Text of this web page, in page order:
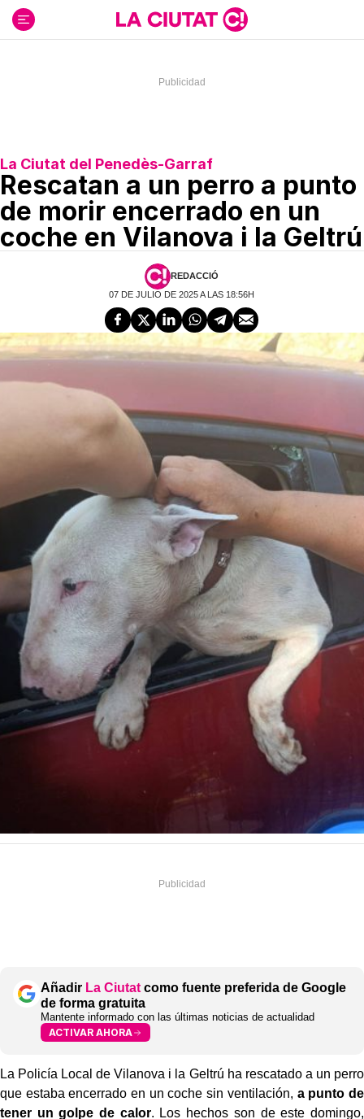
contenido
La Ciutat del Penedès-Garraf
Rescatan a un perro a punto
de morir encerrado en un
coche en Vilanova i la Geltrú
REDACCIÓ
07 DE JULIO DE 2025 A LAS 18:56H
Añadir La Ciutatcomo fuente preferida de Google
de forma gratuita
Mantente informado con las últimas noticias de actualidad
ACTIVAR AHORA
La Policía Local de Vilanova i la Geltrú ha rescatado a un perro
que estaba encerrado en un coche sin ventilación, a punto de
tener un golpe de calor. Los hechos son de este domingo,